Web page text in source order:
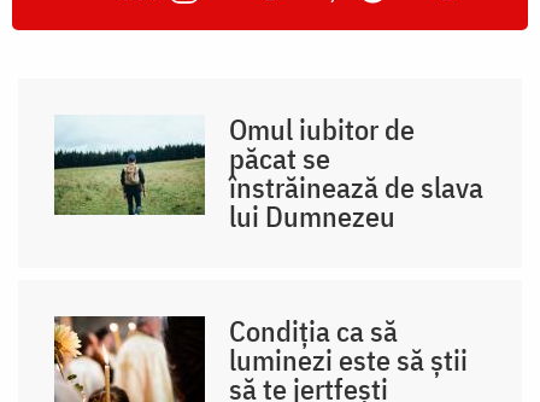
Omul iubitor de
păcat se
înstrăinează de slava
lui Dumnezeu
Condiția ca să
luminezi este să știi
să te jertfești